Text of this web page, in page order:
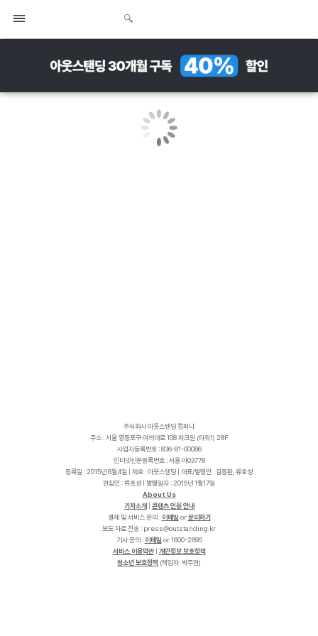
주식회사 아웃스탠딩 컴퍼니
주소 : 서울 영등포구 여의대로 108 파크원 (타워1) 28F
사업자등록번호 : 836-81-00086
인터넷신문등록번호 : 서울 아03778
등록일 : 2015년 6월4일 | 제호 : 아웃스탠딩 | 대표/발행인 : 김동환, 류호성
편집인 : 류호성 | 발행일자 : 2015년 1월17일
About Us
기자소개
콘텐츠 인용 안내
결제 및 서비스 문의 : 이메일 or문의하기
보도 자료 전송 :
r
k
.
g
n
i
d
n
a
t
s
t
u
o
@
s
s
e
r
p
기사 문의 : 이메일 or 1600-2895
서비스 이용약관| 개인정보 보호정책
청소년 보호정책 (책임자: 박주현)